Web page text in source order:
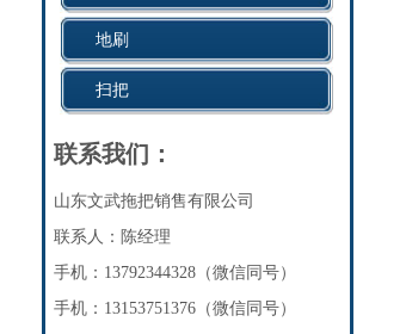
地刷
扫把
联系我们：
山东文武拖把销售有限公司
联系人：陈经理
手机：13792344328（微信同号）
手机：13153751376（微信同号）